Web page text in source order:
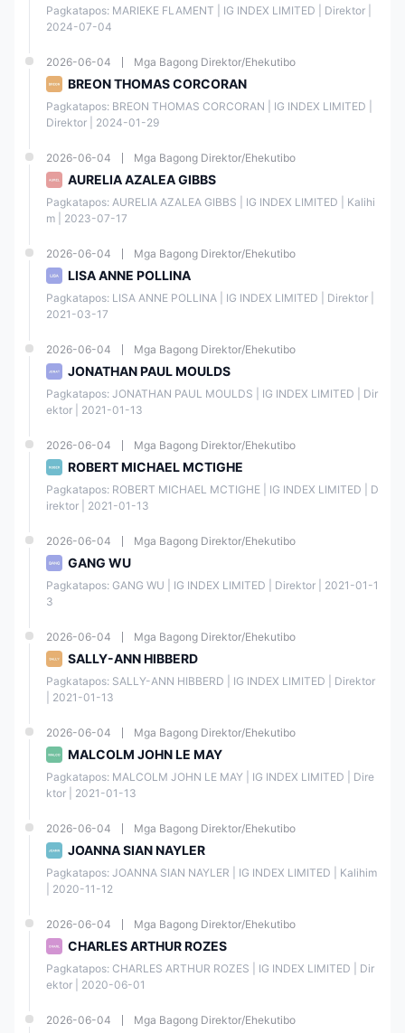
Mga Kalamangan at Disadvantages ng IG
Malawak na iba't ibang mga merkado at mga pagpipilian sa
instrumento
Madaling gamitin at maaaring i-customize ang mga plataporma ng
pagkalakalan
Access sa advanced na teknikal na pagsusuri at mga tool sa pagguhit
Multilingual, multi-channel na serbisyo sa customer
Demo account na may virtual na pondo na $20,000
Walang minimum na depositong kinakailangan para sa mga tunay na
account
Leverage hanggang 1:400
Ang mga bayarin at gastos ay maaaring hindi malinaw na nakasaad
Ang pag-withdraw ng pondo ay hindi malinaw na nakasaad
Ang minimum na halaga ng transaksyon ay mataas para sa ilang mga
merkado
Ang mga bayad sa pagdedeposito gamit ang credit card ay mataas
Tunay ba ang IG?
Oo. IG ay kasalukuyang regulado ng maraming regulatory authorities,
kasama ang ASIC (Australia), FCA (UK), FSA (Japan), FMA (New
Zealand), MAS (Singapore), at DFSA (UAE).
Regul
ated
Count
ry
Regul
ator
Regul
ated
Entity
e Type
e No.
Austr
alia
ties &
Com
missi
on
(ASIC
IG
PTY
LTD
Marke
g
Finan
cial
Cond
uct
(FCA)
IG
MARK
t
19535
Finan
es
Agenc
(FSA)
券株式
会社
Forex
Licens
255号
Finan
Straig
Pagkatapos: MARIEKE FLAMENT | IG INDEX LIMITED | Direktor |
2024-07-04
2026-06-04 Mga Bagong Direktor/Ehekutibo
BREON THOMAS CORCORAN
Pagkatapos: BREON THOMAS CORCORAN | IG INDEX LIMITED |
Direktor | 2024-01-29
2026-06-04 Mga Bagong Direktor/Ehekutibo
AURELIA AZALEA GIBBS
Pagkatapos: AURELIA AZALEA GIBBS | IG INDEX LIMITED | Kalihi
m | 2023-07-17
2026-06-04 Mga Bagong Direktor/Ehekutibo
LISA ANNE POLLINA
Pagkatapos: LISA ANNE POLLINA | IG INDEX LIMITED | Direktor |
2021-03-17
2026-06-04 Mga Bagong Direktor/Ehekutibo
JONATHAN PAUL MOULDS
Pagkatapos: JONATHAN PAUL MOULDS | IG INDEX LIMITED | Dir
ektor | 2021-01-13
2026-06-04 Mga Bagong Direktor/Ehekutibo
ROBERT MICHAEL MCTIGHE
Pagkatapos: ROBERT MICHAEL MCTIGHE | IG INDEX LIMITED | D
irektor | 2021-01-13
2026-06-04 Mga Bagong Direktor/Ehekutibo
GANG WU
Pagkatapos: GANG WU | IG INDEX LIMITED | Direktor | 2021-01-1
3
2026-06-04 Mga Bagong Direktor/Ehekutibo
SALLY-ANN HIBBERD
Pagkatapos: SALLY-ANN HIBBERD | IG INDEX LIMITED | Direktor
| 2021-01-13
2026-06-04 Mga Bagong Direktor/Ehekutibo
MALCOLM JOHN LE MAY
Pagkatapos: MALCOLM JOHN LE MAY | IG INDEX LIMITED | Dire
ktor | 2021-01-13
2026-06-04 Mga Bagong Direktor/Ehekutibo
JOANNA SIAN NAYLER
Pagkatapos: JOANNA SIAN NAYLER | IG INDEX LIMITED | Kalihim
| 2020-11-12
2026-06-04 Mga Bagong Direktor/Ehekutibo
CHARLES ARTHUR ROZES
Pagkatapos: CHARLES ARTHUR ROZES | IG INDEX LIMITED | Dir
ektor | 2020-06-01
2026-06-04 Mga Bagong Direktor/Ehekutibo